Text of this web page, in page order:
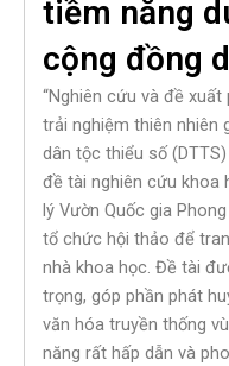
tiềm năng
cộng đồng
“Nghiên cứu và đề
trải nghiệm thiên nhiên
dân tộc thiểu số
đề tài nghiên cứu khoa
lý Vườn Quốc gia
tổ chức hội thảo để
nhà khoa học. Đề tài
trọng, góp phần phát
văn hóa truyền thống
năng rất hấp dẫn và